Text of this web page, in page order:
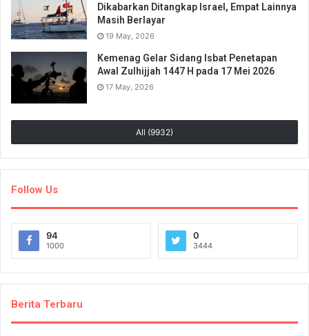
Dikabarkan Ditangkap Israel, Empat Lainnya
Masih Berlayar
19 May, 2026
Kemenag Gelar Sidang Isbat Penetapan
Awal Zulhijjah 1447 H pada 17 Mei 2026
17 May, 2026
All (9932)
Follow Us
94
1000
0
3444
Berita Terbaru